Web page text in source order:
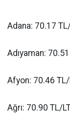
Adana: 70.17
Adıyaman:
Afyon: 70.46 TL/
Ağrı: 70.90 TL/